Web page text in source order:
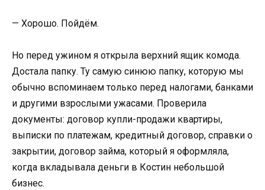
— Хорошо. Пойдём.
Но перед ужином я открыла верхний ящик комода.
Достала папку. Ту самую синюю папку, которую мы
обычно вспоминаем только перед налогами, банками
и другими взрослыми ужасами. Проверила
документы: договор купли-продажи квартиры,
выписки по платежам, кредитный договор, справки о
закрытии, договор займа, который я оформляла,
когда вкладывала деньги в Костин небольшой
бизнес.